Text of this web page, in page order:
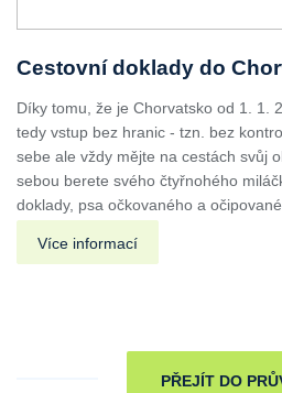
Cestovní doklady do
Díky tomu, že je Chorvatsko od 1. 1.
tedy vstup bez hranic - tzn. bez
sebe ale vždy mějte na cestách svůj
sebou berete svého čtyřnohého
doklady, psa očkovaného a
Více informací
PŘEJÍT DO